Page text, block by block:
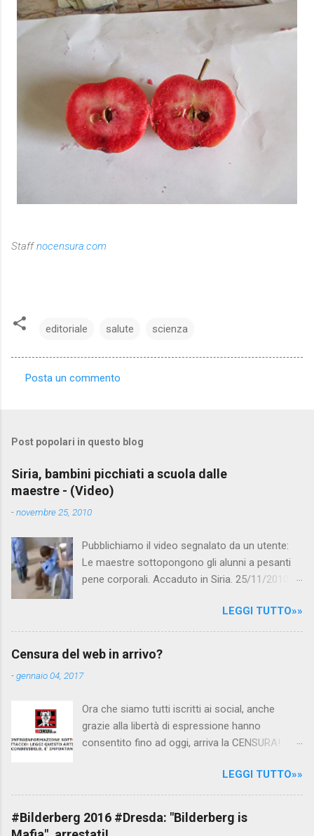
Staffnocensura.com
editoriale salute scienza
e
n
t
Posta un commento
Post popolari in questo blog
Siria, bambini picchiati a scuola dalle
maestre - (Video)
-novembre 25, 2010
Pubblichiamo il video segnalato da un utente:
Le maestre sottopongono gli alunni a pesanti
pene corporali. Accaduto in Siria. 25/11/2010
Canale 5 "Forum" si è interessato al caso,
interpellando prontamente l'ambasciata siriana,
per fare luce sulla vicenda: è emerso che il
scuola. LEGGI IL SERVIZIO . staff
nocensura.com Condividi su Facebook
LEGGI TUTTO»»
Censura del web in arrivo?
-gennaio 04, 2017
Ora che siamo tutti iscritti ai social, anche
grazie alla libertà di espressione hanno
consentito fino ad oggi, arriva la CENSURA!
politica rispediti al mittente dai cittadini - perché
censurare avrebbe fatto perdere troppi
consensi ai vari governi - la CENSURA potrebbe
arrivare dall'Antitrust, ovvero l' Autorità garante
LEGGI TUTTO»»
#Bilderberg 2016 #Dresda: "Bilderberg is